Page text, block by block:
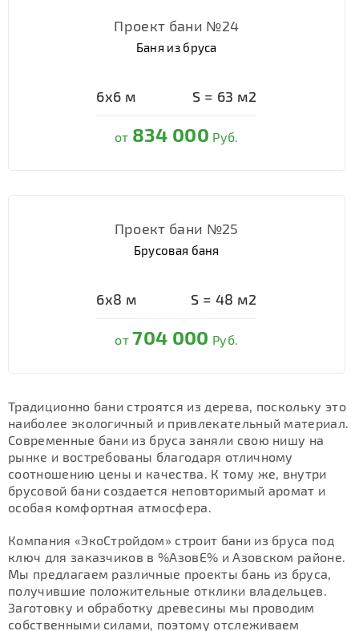
Проект бани №24
Баня из бруса
6х6 м S = 63 м2
от 834 000 Руб.
Проект бани №25
Брусовая баня
6х8 м S = 48 м2
от704 000 Руб.
Традиционно бани строятся из дерева, поскольку это
наиболее экологичный и привлекательный материал.
Современные бани из бруса заняли свою нишу на
рынке и востребованы благодаря отличному
соотношению цены и качества. К тому же, внутри
брусовой бани создается неповторимый аромат и
особая комфортная атмосфера.
Компания «ЭкоСтройдом» строит бани из бруса под
ключ для заказчиков в %АзовЕ% и Азовском районе.
Мы предлагаем различные проекты бань из бруса,
получившие положительные отклики владельцев.
Заготовку и обработку древесины мы проводим
собственными силами, поэтому отслеживаем